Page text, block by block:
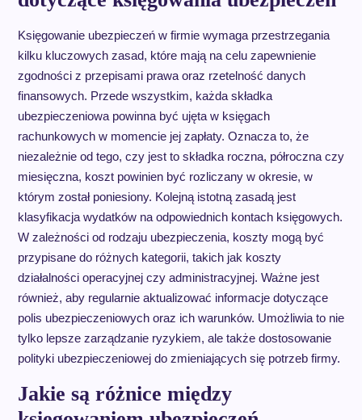
Księgowanie ubezpieczeń w firmie wymaga przestrzegania
kilku kluczowych zasad, które mają na celu zapewnienie
zgodności z przepisami prawa oraz rzetelność danych
finansowych. Przede wszystkim, każda składka
ubezpieczeniowa powinna być ujęta w księgach
rachunkowych w momencie jej zapłaty. Oznacza to, że
niezależnie od tego, czy jest to składka roczna, półroczna czy
miesięczna, koszt powinien być rozliczany w okresie, w
którym został poniesiony. Kolejną istotną zasadą jest
klasyfikacja wydatków na odpowiednich kontach księgowych.
W zależności od rodzaju ubezpieczenia, koszty mogą być
przypisane do różnych kategorii, takich jak koszty
działalności operacyjnej czy administracyjnej. Ważne jest
również, aby regularnie aktualizować informacje dotyczące
polis ubezpieczeniowych oraz ich warunków. Umożliwia to nie
tylko lepsze zarządzanie ryzykiem, ale także dostosowanie
polityki ubezpieczeniowej do zmieniających się potrzeb firmy.
Jakie są różnice między